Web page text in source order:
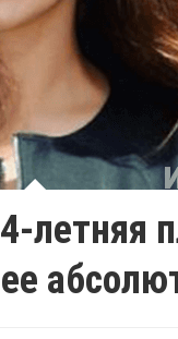
летняя